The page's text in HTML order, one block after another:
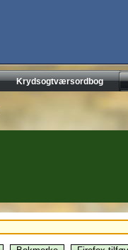
Krydsogtværsordbog